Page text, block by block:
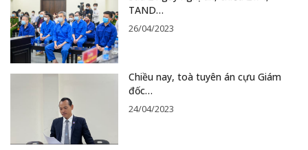
TAND…
26/04/2023
Chiều nay, toà tuyên án cựu Giám
đốc…
24/04/2023